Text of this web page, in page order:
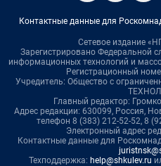
Контактные данные для
Сетевое издание
Зарегистрировано Федеральной
информационных технологий и
Регистрационный
Учредитель: Общество с
Главный редактор:
Адрес редакции: 630099, Россия,
телефон 8 (383) 212-52-52, 8
Электронный адрес
Контактные данные для
Техподдержка: help@shkulev.ru